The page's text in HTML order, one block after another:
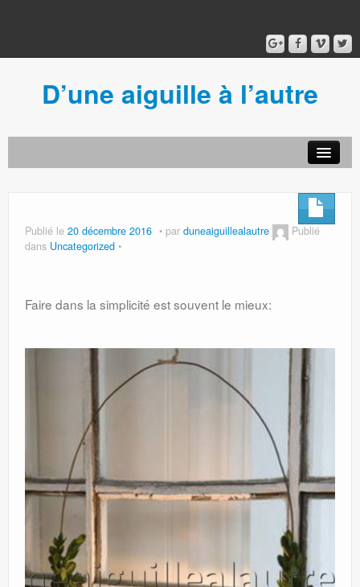
D’une aiguille à l’autre
Publié le 20 décembre 2016 par duneaiguillealautre
Publié
dans Uncategorized
Faire dans la simplicité est souvent le mieux: